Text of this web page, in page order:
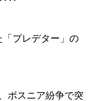
プレデター」の
ボスニア紛争で突